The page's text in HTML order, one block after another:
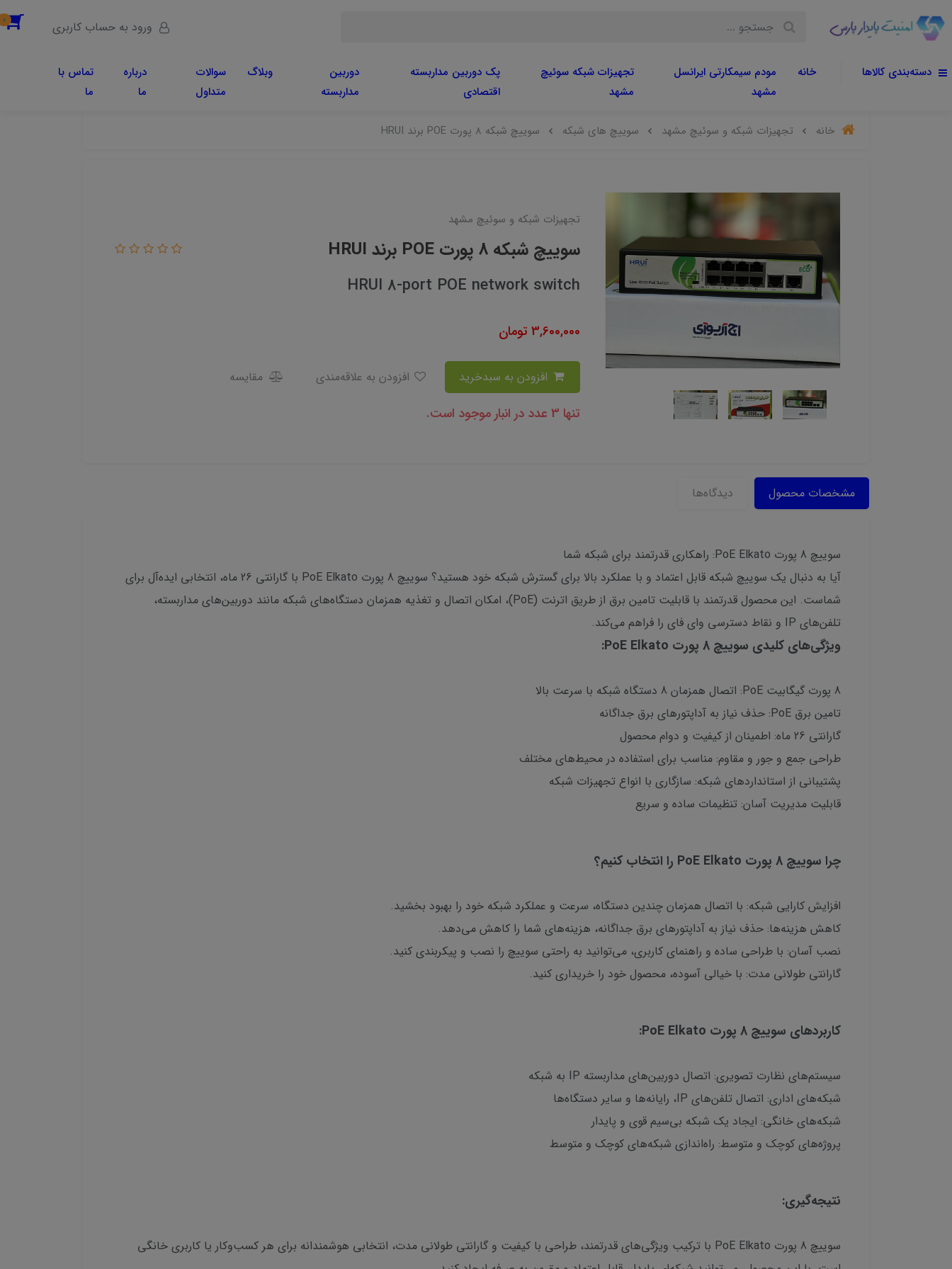
ورود به حساب کاربری 0
دسته‌بندی کالاها خانه
مودم سیمکارتی ایرانسل
مشهد
تجهیزات شبکه سوئیچ
مشهد
پک دوربین مداربسته
اقتصادی
دوربین
مداربسته
وبلاگ
سوالات
متداول
درباره
ما
تماس با
ما
خانه تجهیزات شبکه و سوئیچ مشهد سوییچ های شبکه سوییچ شبکه 8 پورت POE برند HRUI
تجهیزات شبکه و سوئیچ مشهد
سوییچ شبکه 8 پورت POE برند HRUI
HRUI 8-port POE network switch
3,600,000 تومان
مقایسه
تنها 3 عدد در انبار موجود است.
مشخصات محصول دیدگاه‌ها
سوییچ 8 پورت PoE Elkato: راهکاری قدرتمند برای شبکه شما
آیا به دنبال یک سوییچ شبکه قابل اعتماد و با عملکرد بالا برای گسترش شبکه خود هستید؟ سوییچ 8 پورت PoE Elkato با گارانتی 26 ماه، انتخابی ایده‌آل برای
شماست. این محصول قدرتمند با قابلیت تامین برق از طریق اترنت (PoE)، امکان اتصال و تغذیه همزمان دستگاه‌های شبکه مانند دوربین‌های مداربسته،
تلفن‌های IP و نقاط دسترسی وای فای را فراهم می‌کند.
ویژگی‌های کلیدی سوییچ 8 پورت PoE Elkato:
8 پورت گیگابیت PoE: اتصال همزمان 8 دستگاه شبکه با سرعت بالا
تامین برق PoE: حذف نیاز به آداپتورهای برق جداگانه
گارانتی 26 ماه: اطمینان از کیفیت و دوام محصول
طراحی جمع و جور و مقاوم: مناسب برای استفاده در محیط‌های مختلف
پشتیبانی از استانداردهای شبکه: سازگاری با انواع تجهیزات شبکه
قابلیت مدیریت آسان: تنظیمات ساده و سریع
چرا سوییچ 8 پورت PoE Elkato را انتخاب کنیم؟
افزایش کارایی شبکه: با اتصال همزمان چندین دستگاه، سرعت و عملکرد شبکه خود را بهبود بخشید.
کاهش هزینه‌ها: حذف نیاز به آداپتورهای برق جداگانه، هزینه‌های شما را کاهش می‌دهد.
نصب آسان: با طراحی ساده و راهنمای کاربری، می‌توانید به راحتی سوییچ را نصب و پیکربندی کنید.
گارانتی طولانی مدت: با خیالی آسوده، محصول خود را خریداری کنید.
کاربردهای سوییچ 8 پورت PoE Elkato:
سیستم‌های نظارت تصویری: اتصال دوربین‌های مداربسته IP به شبکه
شبکه‌های اداری: اتصال تلفن‌های IP، رایانه‌ها و سایر دستگاه‌ها
شبکه‌های خانگی: ایجاد یک شبکه بی‌سیم قوی و پایدار
پروژه‌های کوچک و متوسط: راه‌اندازی شبکه‌های کوچک و متوسط
نتیجه‌گیری:
سوییچ 8 پورت PoE Elkato با ترکیب ویژگی‌های قدرتمند، طراحی با کیفیت و گارانتی طولانی مدت، انتخابی هوشمندانه برای هر کسب‌وکار یا کاربری خانگی